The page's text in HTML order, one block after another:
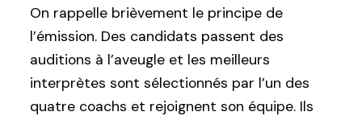
On rappelle brièvement le principe de
l’émission. Des candidats passent des
auditions à l’aveugle et les meilleurs
interprètes sont sélectionnés par l’un des
quatre coachs et rejoignent son équipe. Ils